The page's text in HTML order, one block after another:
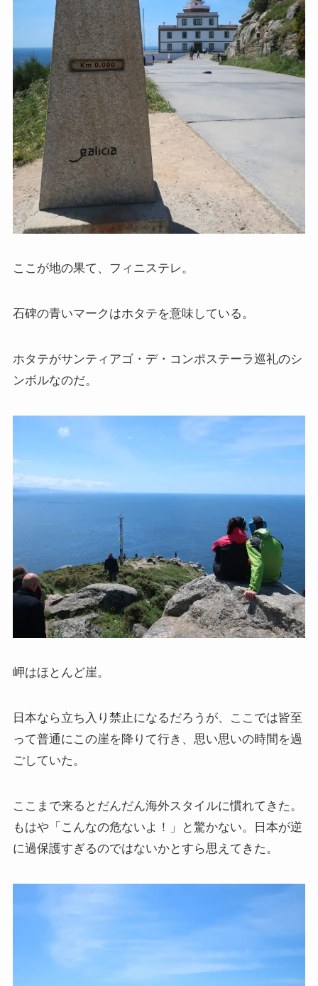
ここが地の果て、フィニステレ。
石碑の青いマークはホタテを意味している。
ホタテがサンティアゴ・デ・コンポステーラ巡礼のシ
ンボルなのだ。
岬はほとんど崖。
日本なら立ち入り禁止になるだろうが、ここでは皆至
って普通にこの崖を降りて行き、思い思いの時間を過
ごしていた。
ここまで来るとだんだん海外スタイルに慣れてきた。
もはや「こんなの危ないよ！」と驚かない。日本が逆
に過保護すぎるのではないかとすら思えてきた。